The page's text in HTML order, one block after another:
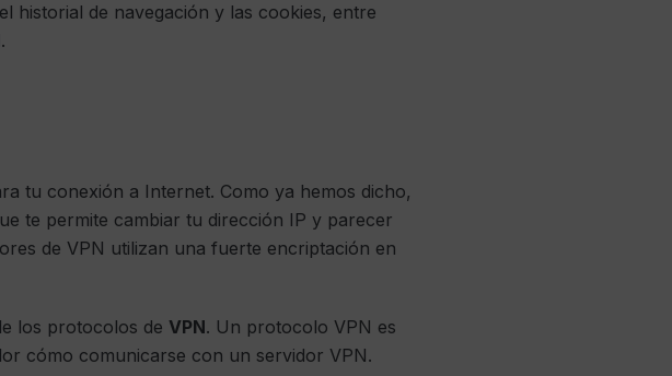
historial de navegación y las cookies, entre
.
tu conexión a Internet. Como ya hemos dicho,
te permite cambiar tu dirección IP y parecer
de VPN utilizan una fuerte encriptación en
los protocolos de VPN. Un protocolo VPN es
cómo comunicarse con un servidor VPN.